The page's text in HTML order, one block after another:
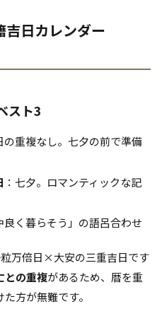
日カレンダー
スト3
の重複なし。七夕の前で準備
：七夕。ロマンティックな記
良く暮らそう」の語呂合わせ
万倍日×大安の三重吉日です
との重複があるため、暦を重
方が無難です。